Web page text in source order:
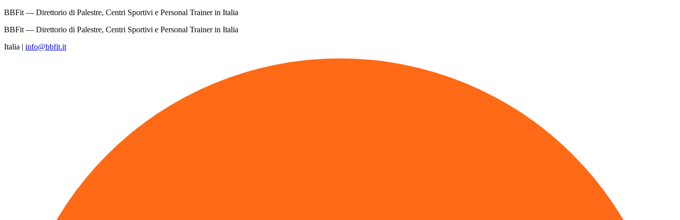
BBFit — Direttorio di Palestre, Centri Sportivi e Personal Trainer in Italia
BBFit — Direttorio di Palestre, Centri Sportivi e Personal Trainer in Italia
Italia | info@bbfit.it